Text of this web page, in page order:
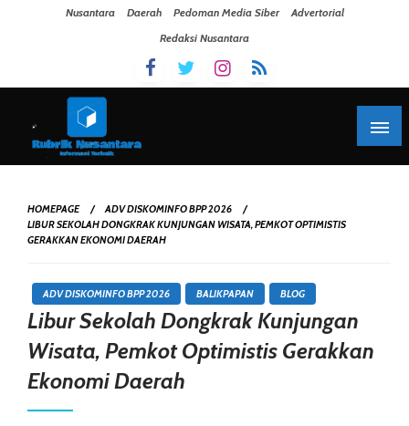
Nusantara Daerah Pedoman Media Siber
Advertorial
Redaksi Nusantara
HOMEPAGE
ADV DISKOMINFO BPP 2026
LIBUR SEKOLAH DONGKRAK KUNJUNGAN WISATA, PEMKOT OPTIMISTIS
GERAKKAN EKONOMI DAERAH
ADV DISKOMINFO BPP 2026 BALIKPAPAN BLOG
Libur Sekolah Dongkrak Kunjungan
Wisata, Pemkot Optimistis Gerakkan
Ekonomi Daerah